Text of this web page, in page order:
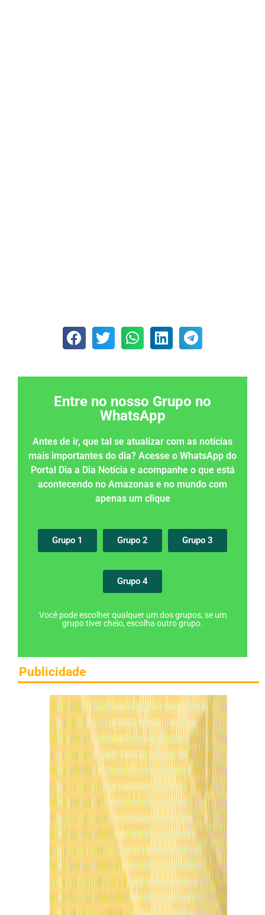
Entre no nosso Grupo no
WhatsApp
Antes de ir, que tal se atualizar com as notícias
mais importantes do dia? Acesse o WhatsApp do
Portal Dia a Dia Notícia e acompanhe o que está
acontecendo no Amazonas e no mundo com
apenas um clique
Grupo 1 Grupo 2 Grupo 3
Grupo 4
Você pode escolher qualquer um dos grupos, se um
grupo tiver cheio, escolha outro grupo.
Publicidade